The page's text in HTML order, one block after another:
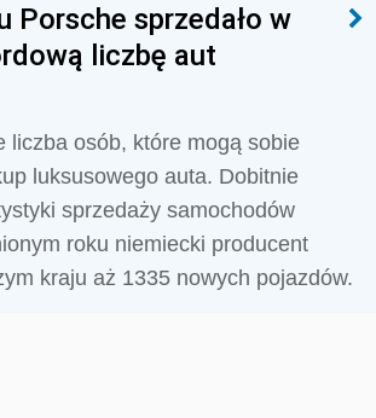
Porsche sprzedało w
liczbę aut
liczba osób, które mogą sobie
luksusowego auta. Dobitnie
sprzedaży samochodów
roku niemiecki producent
kraju aż 1335 nowych pojazdów.